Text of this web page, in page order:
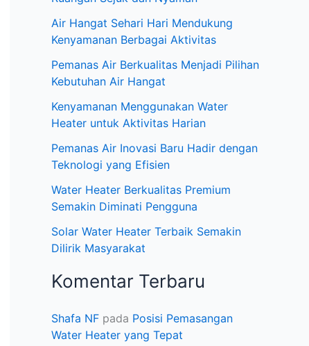
Air Hangat Sehari Hari Mendukung
Kenyamanan Berbagai Aktivitas
Pemanas Air Berkualitas Menjadi Pilihan
Kebutuhan Air Hangat
Kenyamanan Menggunakan Water
Heater untuk Aktivitas Harian
Pemanas Air Inovasi Baru Hadir dengan
Teknologi yang Efisien
Water Heater Berkualitas Premium
Semakin Diminati Pengguna
Solar Water Heater Terbaik Semakin
Dilirik Masyarakat
Komentar Terbaru
Shafa NF pada Posisi Pemasangan
Water Heater yang Tepat